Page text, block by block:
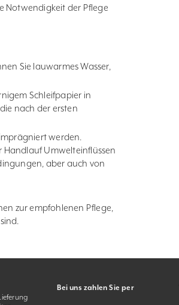
Notwendigkeit der Pflege
Sie lauwarmes Wasser,
Schleifpapier in
nach der ersten
werden.
Handlauf Umwelteinflüssen
aber auch von
zur empfohlenen Pflege,
Bei uns zahlen Sie per